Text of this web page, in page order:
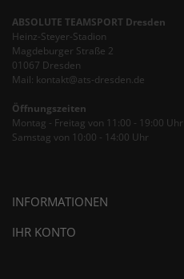
ABSOLUTE TEAMSPORT Dresden
Heinz-Steyer-Stadion
Magdeburger Straße 2
01067 Dresden
Mail: kontakt@ats-dresden.de
Öffnungszeiten
Montag - Freitag von 11:00 - 19:00 Uhr
Samstag von 10:00 - 14:00 Uhr
INFORMATIONEN
IHR KONTO